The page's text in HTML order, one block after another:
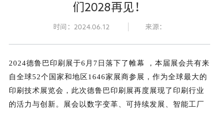
们2028再见！
时间：2024.06.12 来源：
2024德鲁巴印刷展于6月7日落下了帷幕 ，本届展会共有来
自全球52个国家和地区1646家展商参展，作为全球最大的
印刷技术展览会，此次德鲁巴印刷展再度展现了印刷行业
的活力与创新。
展会以数字变革、可持续发展、智能工厂